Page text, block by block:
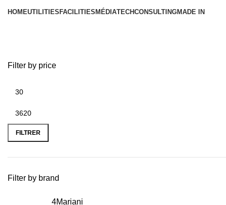
HOMEUTILITIES FACILITIES MÉDIATECHCONSULTINGMADE IN
Filter by price
FILTRER
Filter by brand
4Mariani